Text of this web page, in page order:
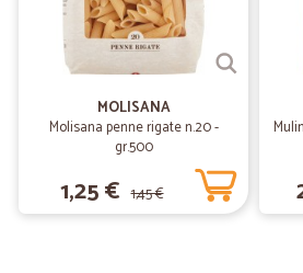
MOLISANA
Molisana penne rigate n.20 -
gr.500
1,25 € 1,45 €